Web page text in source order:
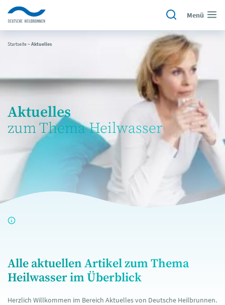
Menü
Startseite~Aktuelles
Aktuelles
zum Thema Heilwasser
Alle aktuellen Artikel zum Thema
Heilwasser im Überblick
Herzlich Willkommen im Bereich Aktuelles von Deutsche Heilbrunnen.